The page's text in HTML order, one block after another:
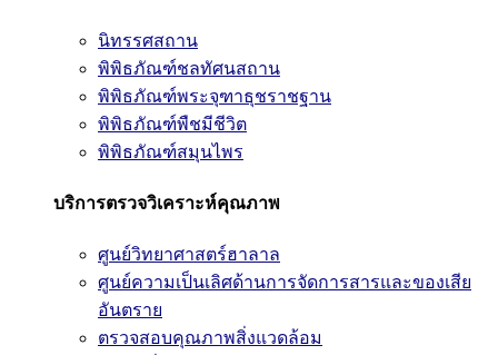
นิทรรศสถาน
พิพิธภัณฑ์ชลทัศนสถาน
พิพิธภัณฑ์พระจุฑาธุชราชฐาน
พิพิธภัณฑ์พืชมีชีวิต
พิพิธภัณฑ์สมุนไพร
บริการตรวจวิเคราะห์คุณภาพ
ศูนย์วิทยาศาสตร์ฮาลาล
ศูนย์ความเป็นเลิศด้านการจัดการสารและของเสีย
อันตราย
ตรวจสอบคุณภาพสิ่งแวดล้อม